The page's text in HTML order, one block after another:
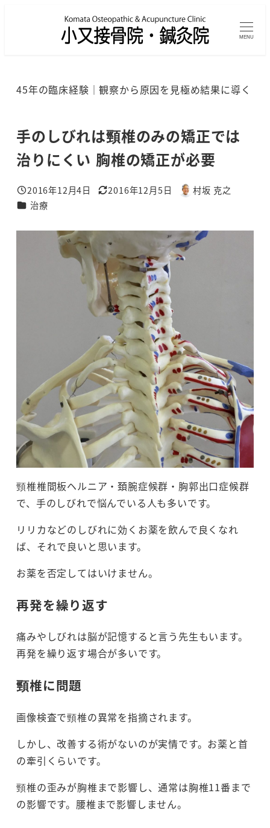
MENU
45年の臨床経験｜観察から原因を見極め結果に導く
手のしびれは頸椎のみの矯正では
治りにくい 胸椎の矯正が必要
投稿日
2016年12月4日
更新日
2016年12月5日
著
村坂 克之
カテゴリー
治療
頸椎椎間板ヘルニア・頚腕症候群・胸郭出口症候群
で、手のしびれで悩んでいる人も多いです。
リリカなどのしびれに効くお薬を飲んで良くなれ
ば、それで良いと思います。
お薬を否定してはいけません。
再発を繰り返す
痛みやしびれは脳が記憶すると言う先生もいます。
再発を繰り返す場合が多いです。
頸椎に問題
画像検査で頸椎の異常を指摘されます。
しかし、改善する術がないのが実情です。お薬と首
の牽引くらいです。
頸椎の歪みが胸椎まで影響し、通常は胸椎11番まで
の影響です。腰椎まで影響しません。